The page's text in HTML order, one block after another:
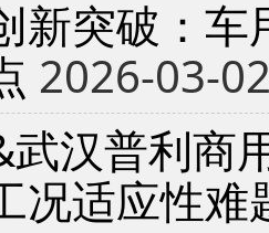
新突破：
2026-03-
汉普利商
况适应性难